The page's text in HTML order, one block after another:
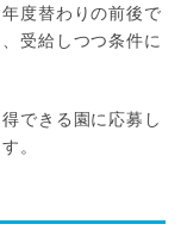
度替わりの前後で
受給しつつ条件に
できる園に応募し
。